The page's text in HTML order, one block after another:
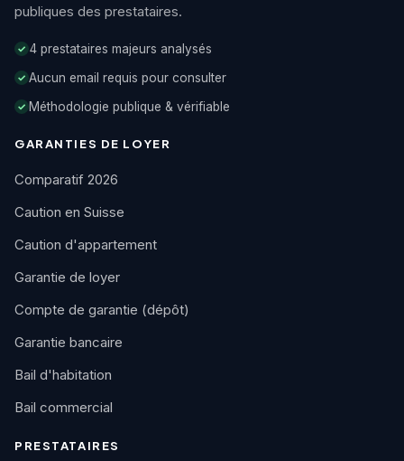
publiques des prestataires.
✓ 4 prestataires majeurs analysés
✓ Aucun email requis pour consulter
✓ Méthodologie publique & vérifiable
GARANTIES DE LOYER
Comparatif 2026
Caution en Suisse
Caution d'appartement
Garantie de loyer
Compte de garantie (dépôt)
Garantie bancaire
Bail d'habitation
Bail commercial
PRESTATAIRES